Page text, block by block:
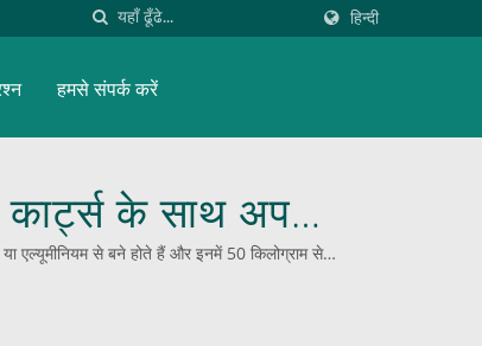
हिन्दी
हमसे संपर्क करें
के साथ अपने
या एल्यूमीनियम से बने होते हैं और इनमें 50 किलोग्राम से
प्रदाता रहे हैं।